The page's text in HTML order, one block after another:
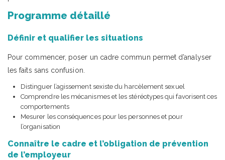
Programme détaillé
Définir et qualifier les situations
Pour commencer, poser un cadre commun permet d’analyser
les faits sans confusion.
Distinguer l’agissement sexiste du harcèlement sexuel
Comprendre les mécanismes et les stéréotypes qui favorisent ces
comportements
Mesurer les conséquences pour les personnes et pour
l’organisation
Connaître le cadre et l’obligation de prévention
de l’employeur